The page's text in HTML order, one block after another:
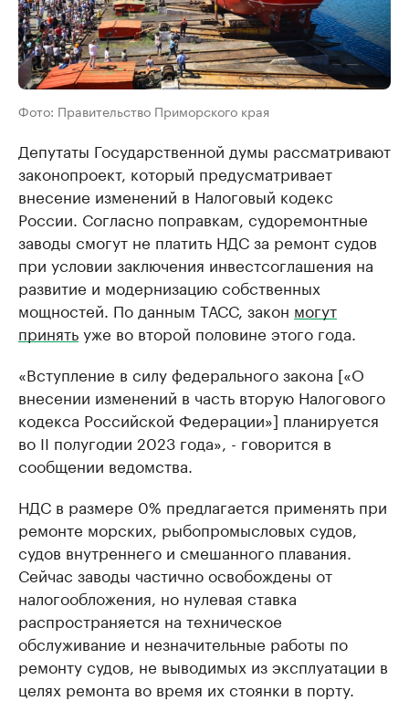
Фото: Правительство Приморского края
Депутаты Государственной думы рассматривают
законопроект, который предусматривает
внесение изменений в Налоговый кодекс
России. Согласно поправкам, судоремонтные
заводы смогут не платить НДС за ремонт судов
при условии заключения инвестсоглашения на
развитие и модернизацию собственных
мощностей. По данным ТАСС, закон могут
принятьуже во второй половине этого года.
«Вступление в силу федерального закона [«О
внесении изменений в часть вторую Налогового
кодекса Российской Федерации»] планируется
во II полугодии 2023 года», - говорится в
сообщении ведомства.
НДС в размере 0% предлагается применять при
ремонте морских, рыбопромысловых судов,
судов внутреннего и смешанного плавания.
Сейчас заводы частично освобождены от
налогообложения, но нулевая ставка
распространяется на техническое
обслуживание и незначительные работы по
ремонту судов, не выводимых из эксплуатации в
целях ремонта во время их стоянки в порту.